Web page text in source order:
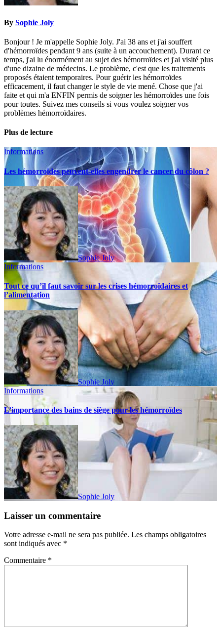
By Sophie Joly
Bonjour ! Je m'appelle Sophie Joly. J'ai 38 ans et j'ai souffert
d'hémorroïdes pendant 9 ans (suite à un accouchement). Durant ce
temps, j'ai lu énormément au sujet des hémorroïdes et j'ai visité plus
d'une dizaine de médecins. Le problème, c'est que les traitements
proposés étaient temporaires. Pour guérir les hémorroïdes
efficacement, il faut changer le style de vie mené. Chose que j'ai
faite et qui m'a ENFIN permis de soigner les hémorroïdes une fois
pour toutes. Suivez mes conseils si vous voulez soigner vos
problèmes hémorroïdaires.
Plus de lecture
Informations
Les hémorroïdes peuvent-elles engendrer le cancer du côlon ?
Sophie Joly
Informations
Tout ce qu’il faut savoir sur les crises hémorroïdaires et
l’alimentation
Sophie Joly
Informations
L’importance des bains de siège pour les hémorroïdes
Sophie Joly
Laisser un commentaire
Votre adresse e-mail ne sera pas publiée. Les champs obligatoires
sont indiqués avec *
Commentaire *